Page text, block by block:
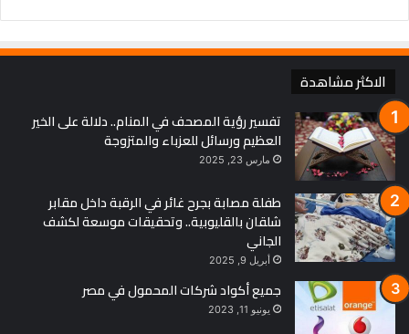
الاكثر مشاهدة
تفسير رؤية المصحف في المنام.. دلالة على الخير
العظيم ورسائل للعزباء والمتزوجة
مارس 23, 2025
طفلة مصابة بجرح غائر في الرقبة داخل مقابر
شلقان بالقليوبية.. وتحقيقات موسعة لكشف
الجاني
أبريل 9, 2025
جميع أكواد شركات المحمول في مصر
يونيو 11, 2023